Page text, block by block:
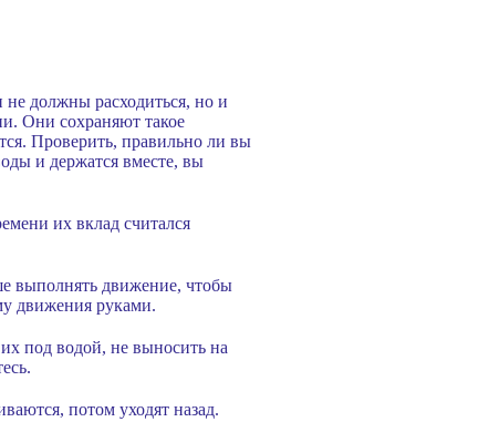
не должны расходиться, но и
Они сохраняют такое
Проверить, правильно ли вы
и держатся вместе, вы
их вклад считался
выполнять движение, чтобы
движения руками.
под водой, не выносить на
потом уходят назад.